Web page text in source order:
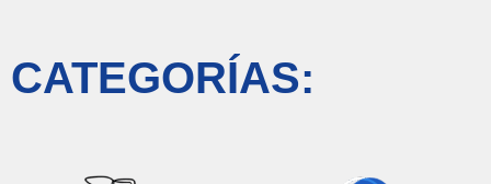
CATEGORÍAS: